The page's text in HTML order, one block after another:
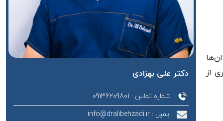
از
دکتر علی بهزادی
شماره تماس : 09136209801
ایمیل : info@dralibehzadi.ir